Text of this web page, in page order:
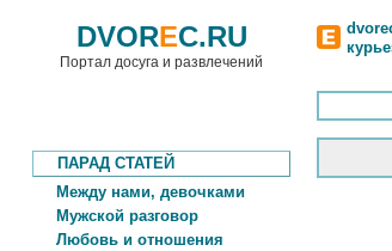
DVOREC.RU
Портал досуга и развлечений
ПАРАД СТАТЕЙ
Между нами, девочками
Мужской разговор
Любовь и отношения